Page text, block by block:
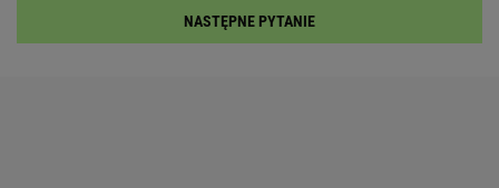
NASTĘPNE PYTANIE